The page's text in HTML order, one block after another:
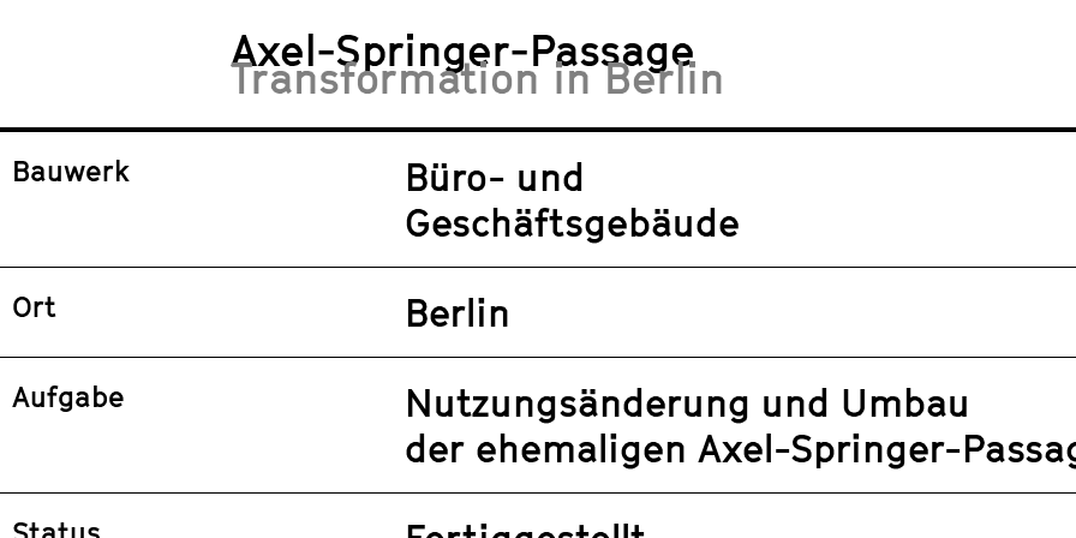
Axel-Springer-Passage
Transformation in Berlin
Bauwerk
Büro- und
Geschäftsgebäude
Ort Berlin
Aufgabe
Nutzungsänderung und Umbau
der ehemaligen Axel-Springer-